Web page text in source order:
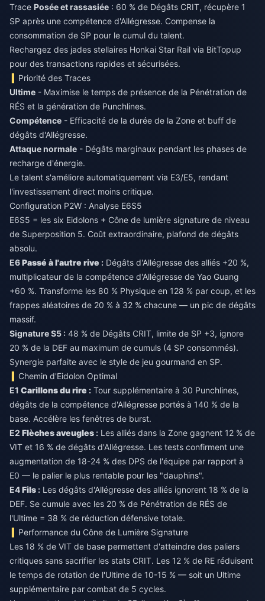
Trace Posée et rassasiée : 60 % de Dégâts CRIT, récupère 1
SP après une compétence d'Allégresse. Compense la
consommation de SP pour le cumul du talent.
Rechargez des jades stellaires Honkai Star Rail via BitTopup
pour des transactions rapides et sécurisées.
Priorité des Traces
Ultime - Maximise le temps de présence de la Pénétration de
RÉS et la génération de Punchlines.
Compétence - Efficacité de la durée de la Zone et buff de
dégâts d'Allégresse.
Attaque normale - Dégâts marginaux pendant les phases de
recharge d'énergie.
Le talent s'améliore automatiquement via E3/E5, rendant
l'investissement direct moins critique.
Configuration P2W : Analyse E6S5
E6S5 = les six Eidolons + Cône de lumière signature de niveau
de Superposition 5. Coût extraordinaire, plafond de dégâts
absolu.
E6Passé à l'autre rive : Dégâts d'Allégresse des alliés +20 %,
multiplicateur de la compétence d'Allégresse de Yao Guang
+60 %. Transforme les 80 % Physique en 128 % par coup, et les
frappes aléatoires de 20 % à 32 % chacune — un pic de dégâts
massif.
Signature S5 : 48 % de Dégâts CRIT, limite de SP +3, ignore
20 % de la DEF au maximum de cumuls (4 SP consommés).
Synergie parfaite avec le style de jeu gourmand en SP.
Chemin d'Eidolon Optimal
E1 Carillons du rire : Tour supplémentaire à 30 Punchlines,
dégâts de la compétence d'Allégresse portés à 140 % de la
base. Accélère les fenêtres de burst.
E2 Flèches aveugles : Les alliés dans la Zone gagnent 12 % de
VIT et 16 % de dégâts d'Allégresse. Les tests confirment une
augmentation de 18-24 % des DPS de l'équipe par rapport à
E0 — le palier le plus rentable pour les "dauphins".
E4Fils : Les dégâts d'Allégresse des alliés ignorent 18 % de la
DEF. Se cumule avec les 20 % de Pénétration de RÉS de
l'Ultime = 38 % de réduction défensive totale.
Performance du Cône de Lumière Signature
Les 18 % de VIT de base permettent d'atteindre des paliers
critiques sans sacrifier les stats CRIT. Les 12 % de RE réduisent
le temps de rotation de l'Ultime de 10-15 % — soit un Ultime
supplémentaire par combat de 5 cycles.